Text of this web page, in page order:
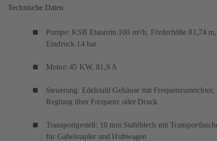
Technische Daten
Pumpe: KSB Etanorm 100 m³/h, Förderhöhe 81,74 m,
Eindruck 14 bar
Motor: 45 KW, 81,9 A
Steuerung: Edelstahl Gehäuse mit Frequenzumrichter,
Reglung über Frequenz oder Druck
Transportgestell: 10 mm Stahlblech mit
für Gabelstapler und Hubwagen